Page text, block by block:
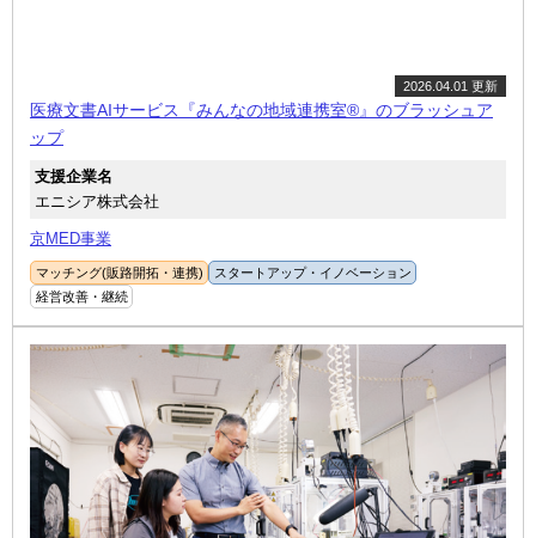
2026.04.01 更新
医療文書AIサービス『みんなの地域連携室®』のブラッシュア
ップ
支援企業名
エニシア株式会社
京MED事業
マッチング(販路開拓・連携)
スタートアップ・イノベーション
経営改善・継続